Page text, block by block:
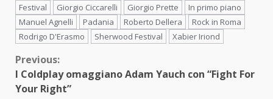
Festival
Giorgio Ciccarelli Giorgio Prette
In primo piano
Manuel Agnelli
Padania Roberto Dellera
Rock in Roma
Rodrigo D'Erasmo
Sherwood Festival Xabier Iriond
Continue
Reading
Previous:
I Coldplay omaggiano Adam Yauch con “Fight For
Your Right”